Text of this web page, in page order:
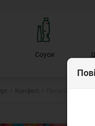
Соуси